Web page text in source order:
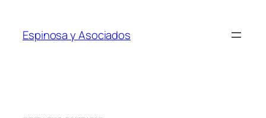
contenido
Espinosa y Asociados